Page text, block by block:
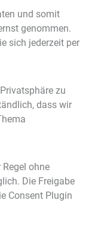
und somit
genommen.
sich jederzeit per
zu
dass wir
ohne
Die Freigabe
Consent Plugin